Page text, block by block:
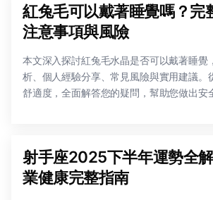
紅兔毛可以戴著睡覺嗎？完
注意事項與風險
本文深入探討紅兔毛水晶是否可以戴著睡覺
析、個人經驗分享、常見風險與實用建議。
舒適度，全面解答您的疑問，幫助您做出安
射手座2025下半年運勢全
業健康完整指南